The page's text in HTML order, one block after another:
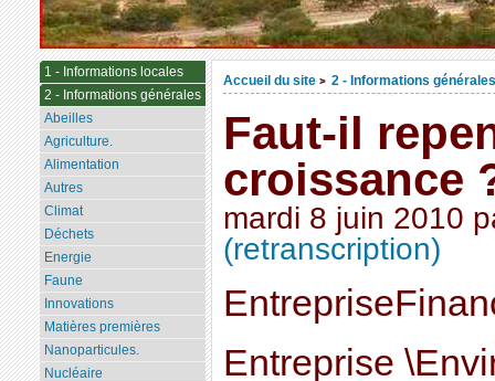
Accueil du site > 2 - Informations générales
Faut-il
croissance
mardi 8 juin 2010
(retranscription)
Entreprise
1 - Informations locales
2 - Informations générales
Abeilles
Agriculture.
Alimentation
Autres
Climat
Déchets
Energie
Faune
Innovations
Matières premières
Nanoparticules.
Nucléaire